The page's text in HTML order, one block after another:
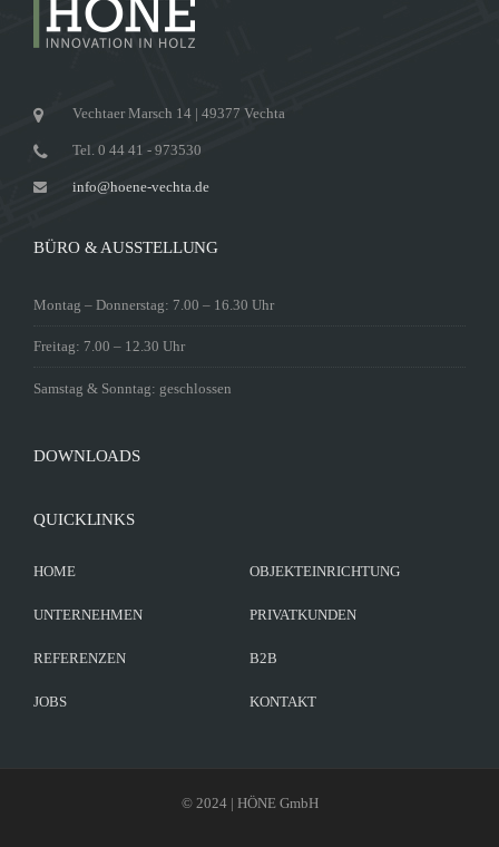
Vechtaer Marsch 14 | 49377 Vechta
Tel. 0 44 41 - 973530
info@hoene-vechta.de
BÜRO & AUSSTELLUNG
Montag – Donnerstag: 7.00 – 16.30 Uhr
Freitag: 7.00 – 12.30 Uhr
Samstag & Sonntag: geschlossen
DOWNLOADS
QUICKLINKS
HOME OBJEKTEINRICHTUNG
UNTERNEHMEN PRIVATKUNDEN
REFERENZEN B2B
JOBS KONTAKT
© 2024 | HÖNE GmbH